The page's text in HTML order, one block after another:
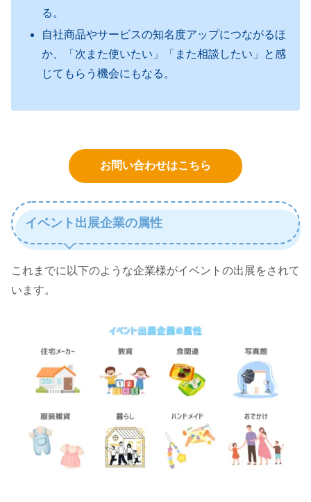
る。
自社商品やサービスの知名度アップにつながるほ
か、「次また使いたい」「また相談したい」と感
じてもらう機会にもなる。
お問い合わせはこちら
イベント出展企業の属性
これまでに以下のような企業様がイベントの出展をされて
います。